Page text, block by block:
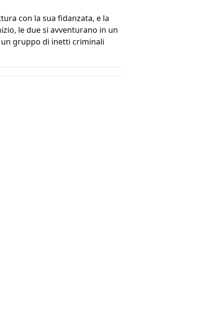
con la sua fidanzata, e la
le due si avventurano in un
gruppo di inetti criminali